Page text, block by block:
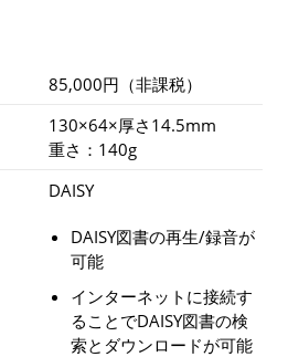
85,000円（非課税）
130×64×厚さ14.5mm
重さ：140g
DAISY
DAISY図書の再生/録音が
可能
インターネットに接続す
ることでDAISY図書の検
索とダウンロードが可能